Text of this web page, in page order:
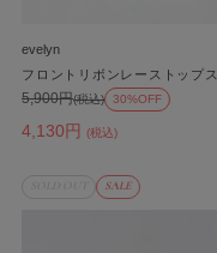
evelyn
フロントリボンレーストップス
4,130円 (税込)
5,900円(税込) 30%OFF
SALE